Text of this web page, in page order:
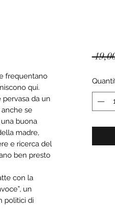
frequentano
qui.
pervasa da un
se
buona
madre,
e ricerca del
ben presto
con la
un
politici di